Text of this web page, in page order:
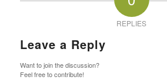
REPLIES
Leave a Reply
Want to join the discussion?
Feel free to contribute!